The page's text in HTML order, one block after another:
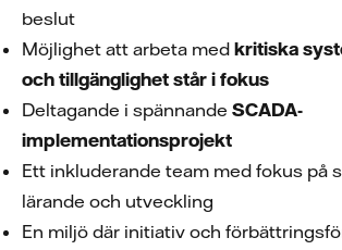
beslut
Möjlighet att arbeta med kritiska
och tillgänglighet står i fokus
Deltagande i spännande SCADA-
implementationsprojekt
Ett inkluderande team med fokus på
lärande och utveckling
En miljö där initiativ och